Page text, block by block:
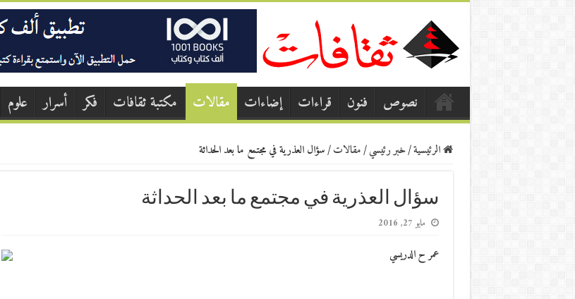
نصوص فنون قراءات إضاءات مقالات مكتبة ثقافات فكر أسرار علوم
الرئيسية/خبر رئيسي/مقالات/سؤال العذرية في مجتمع ما بعد الحداثة
سؤال العذرية في مجتمع ما بعد الحداثة
مايو 27, 2016
عمر ح الدريسي